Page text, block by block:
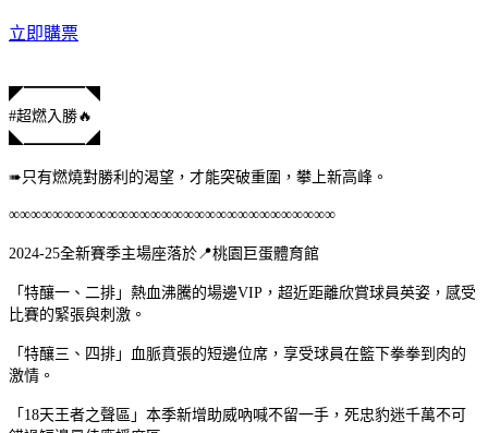
立即購票
◤▔▔▔▔◥
#超燃入勝🔥
◣▁▁▁▁◢
➠只有燃燒對勝利的渴望，才能突破重圍，攀上新高峰。
∞∞∞∞∞∞∞∞∞∞∞∞∞∞∞∞∞∞∞∞∞∞∞∞∞∞∞∞∞∞
2024-25全新賽季主場座落於📍桃園巨蛋體育館
「特釀一、二排」熱血沸騰的場邊VIP，超近距離欣賞球員英姿，感受
比賽的緊張與刺激。
「特釀三、四排」血脈賁張的短邊位席，享受球員在籃下拳拳到肉的
激情。
「18天王者之聲區」本季新增助威吶喊不留一手，死忠豹迷千萬不可